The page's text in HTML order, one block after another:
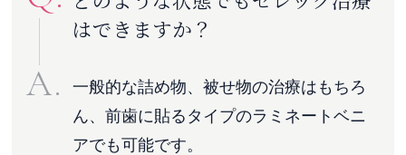
はできますか？
A.
一般的な詰め物、被せ物の治療はもちろ
ん、前歯に貼るタイプのラミネートベニ
アでも可能です。